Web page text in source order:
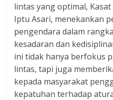
lintas yang optimal, Kasat
Iptu Asari, menekankan
pengendara dalam
kesadaran dan
ini tidak hanya berfokus
lintas, tapi juga
kepada masyarakat
kepatuhan terhadap